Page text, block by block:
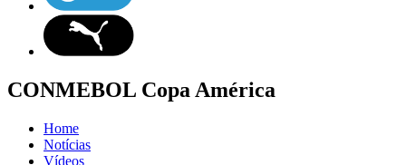
CONMEBOL Copa América
Home
Notícias
Vídeos